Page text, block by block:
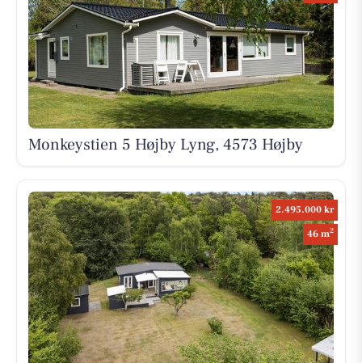
Monkeystien 5 Højby Lyng, 4573 Højby
2.495.000 kr
46 m2